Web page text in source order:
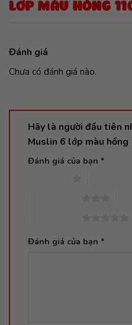
LỚP MÀU HỒNG
Đánh giá
Chưa có đánh giá nào.
Hãy là người đầu tiên
Muslin 6 lớp màu
Đánh giá của bạn *
Đánh giá của bạn *